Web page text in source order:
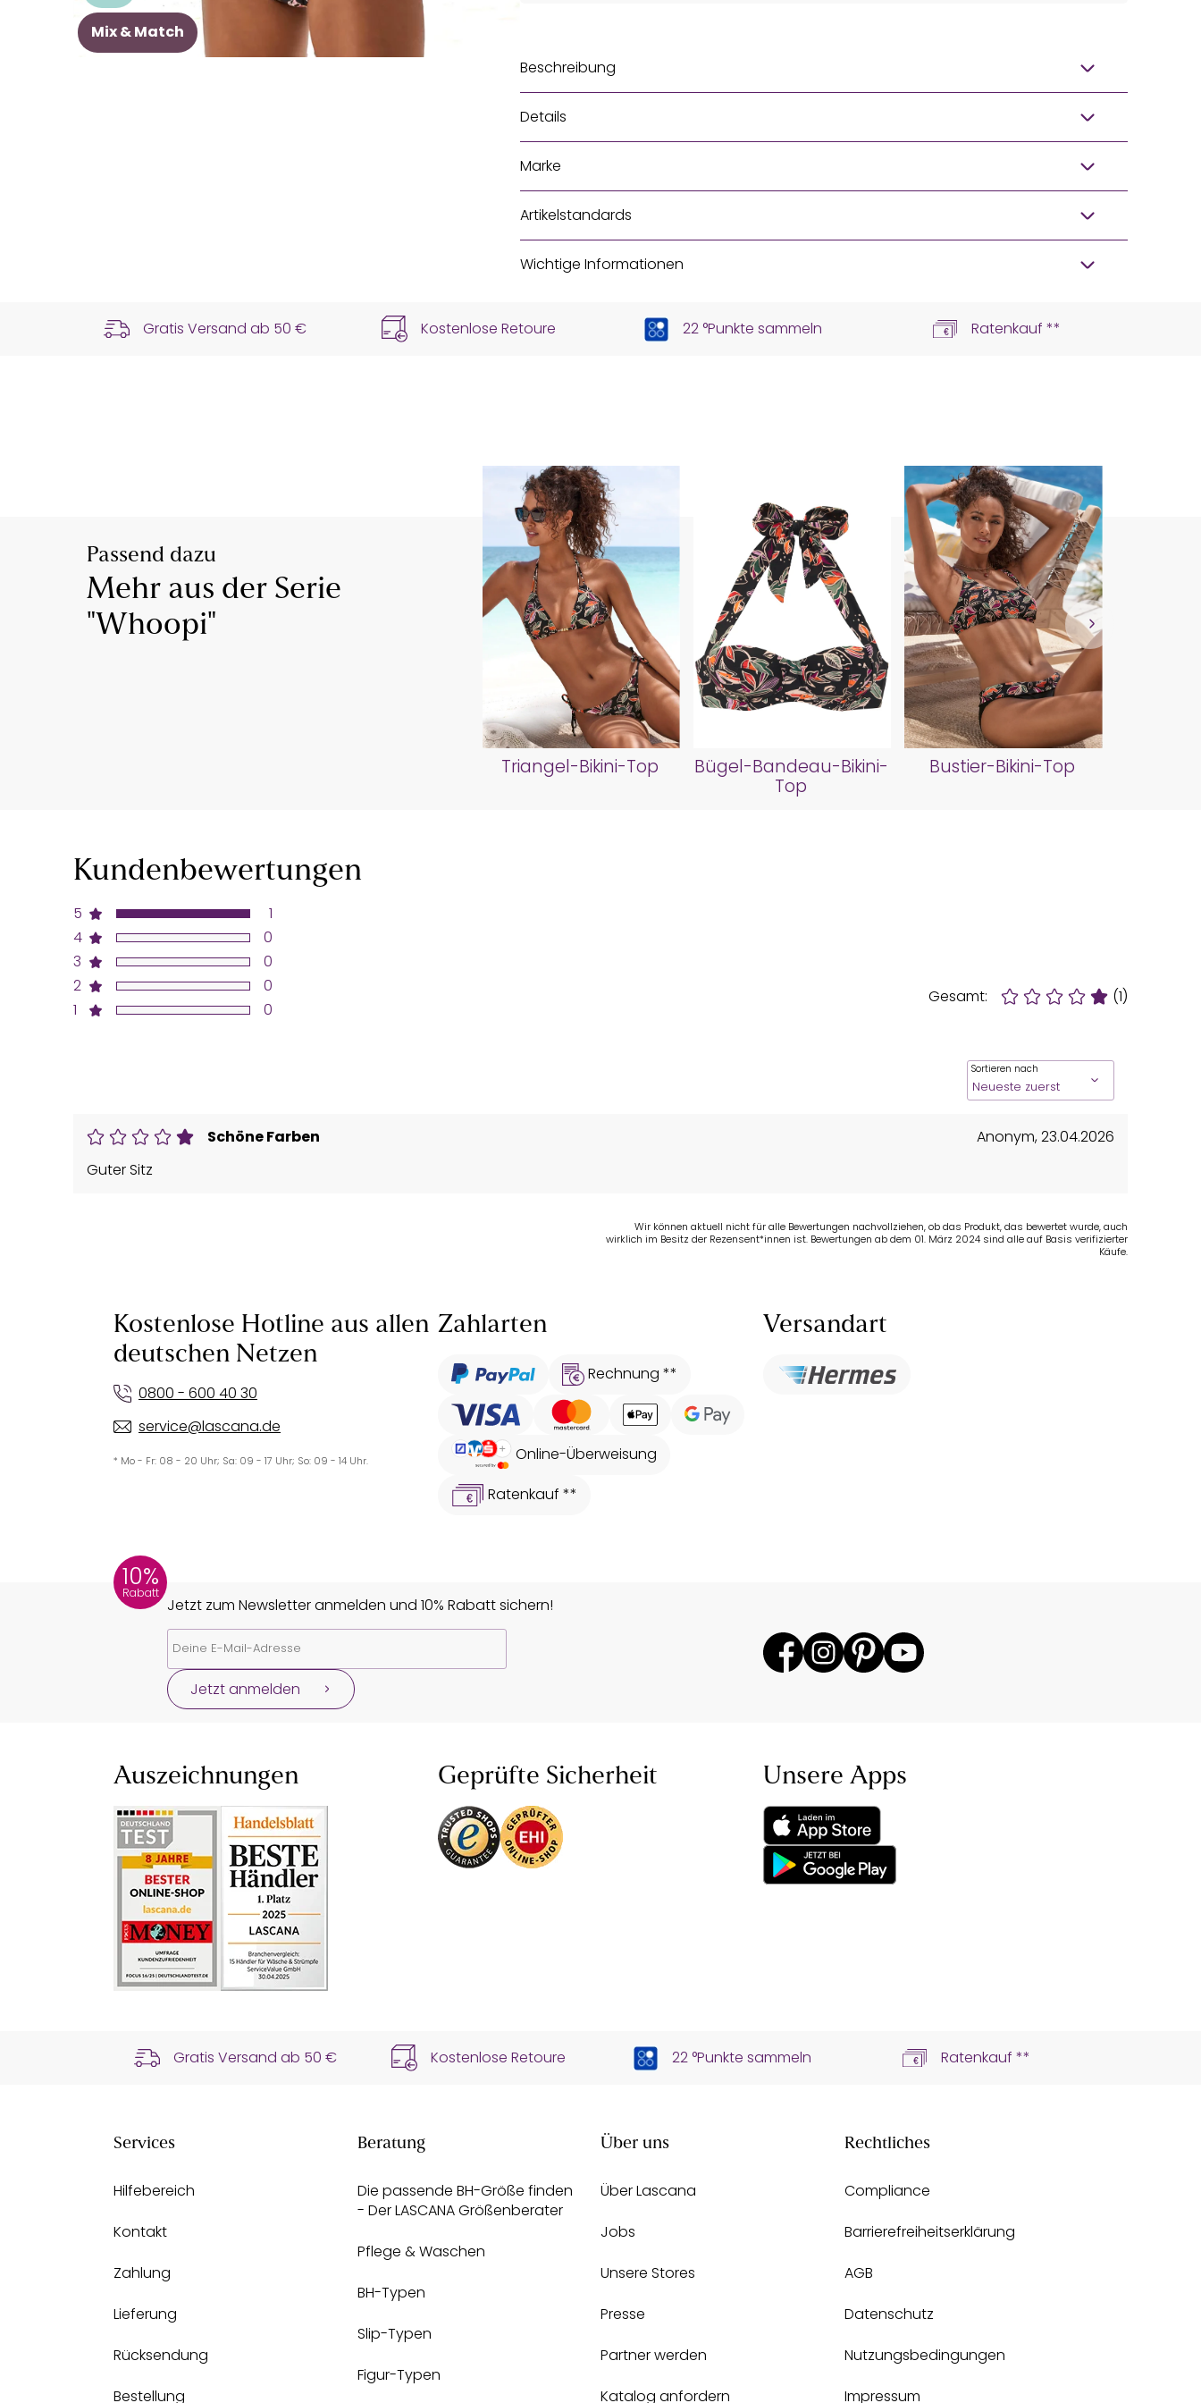
Mix & Match
Beschreibung
Details
Marke
Artikelstandards
Wichtige Informationen
Gratis Versand ab 50 € Kostenlose Retoure 22 °Punkte sammeln Ratenkauf **
Passend dazu
Mehr aus der Serie
"Whoopi"
Triangel-Bikini-Top
Bügel-Bandeau-Bikini-
Top
Bustier-Bikini-Top
Kundenbewertungen
5
4
3
2
1
1
0
0
0
0
Gesamt: (1)
Sortieren nach
Schöne Farben Anonym,23.04.2026
Guter Sitz
Wir können aktuell nicht für alle Bewertungen nachvollziehen, ob das Produkt, das bewertet wurde, auch
wirklich im Besitz der Rezensent*innen ist. Bewertungen ab dem 01. März 2024 sind alle auf Basis verifizierter
Käufe.
Kostenlose Hotline aus allen
deutschen Netzen
0800 - 600 40 30
service@lascana.de
* Mo - Fr: 08 - 20 Uhr; Sa: 09 - 17 Uhr; So: 09 - 14 Uhr.
Zahlarten
Rechnung **
Online-Überweisung
Ratenkauf **
Versandart
10%
Rabatt
Jetzt zum Newsletter anmelden und 10% Rabatt sichern!
Jetzt anmelden
Auszeichnungen Geprüfte Sicherheit Unsere Apps
Gratis Versand ab 50 € Kostenlose Retoure 22 °Punkte sammeln Ratenkauf **
Services
Hilfebereich
Kontakt
Zahlung
Lieferung
Rücksendung
Bestellung
Beratung
Die passende BH-Größe finden
- Der LASCANA Größenberater
Pflege & Waschen
BH-Typen
Slip-Typen
Figur-Typen
Über uns
Über Lascana
Jobs
Unsere Stores
Presse
Partner werden
Katalog anfordern
Rechtliches
Compliance
Barrierefreiheitserklärung
AGB
Datenschutz
Nutzungsbedingungen
Impressum